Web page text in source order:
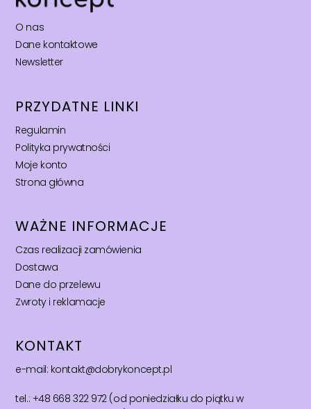
O nas
Dane kontaktowe
Newsletter
PRZYDATNE LINKI
Regulamin
Polityka prywatności
Moje konto
Strona główna
WAŻNE INFORMACJE
Czas realizacji zamówienia
Dostawa
Dane do przelewu
Zwroty i reklamacje
KONTAKT
e-mail: kontakt@dobrykoncept.pl
tel.: +48 668 322 972 (od poniedziałku do piątku w